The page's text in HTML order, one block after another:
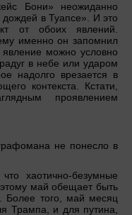
Бони» неожиданно
в Туапсе». И это
от обоих явлений.
именно он запомнил
можно условно
в небе или ударом
надолго врезается в
контекста. Кстати,
проявлением
не понесло в
хаотично-безумные
май обещает быть
Более того, май месяц
Трампа, и для путина,